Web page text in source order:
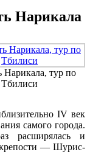
Нарикала
Нарикала, тур по
Тбилиси
IV век
самого города.
расширялась и
крепости — Шурис-